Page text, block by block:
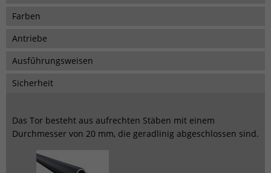
Farben
Antriebe
Ausfűhrungsweisen
Sicherheit
Das Tor besteht aus aufrechten Stäben mit einem
Durchmesser von 20 mm, die geradlinig abgeschlossen sind.